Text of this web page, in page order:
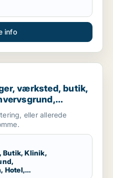
info
butik, klinik,
værksted, butik,
hotel,
garage til salg i
eller allerede
Butik, Klinik,
Hotel,